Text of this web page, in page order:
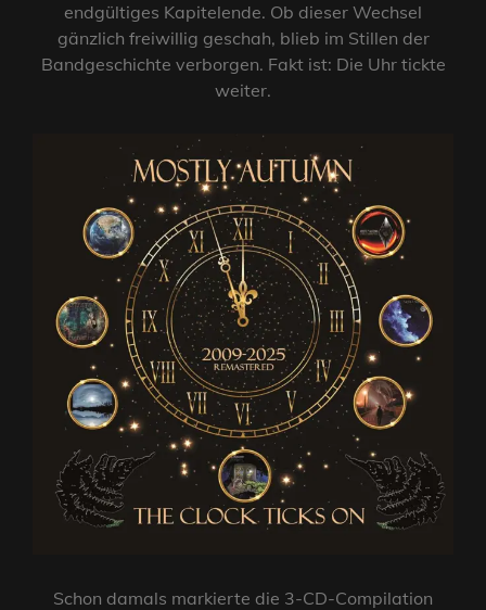
endgültiges Kapitelende. Ob dieser Wechsel
gänzlich freiwillig geschah, blieb im Stillen der
Bandgeschichte verborgen. Fakt ist: Die Uhr tickte
weiter.
Schon damals markierte die 3-CD-Compilation